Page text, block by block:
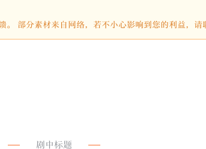
部分素材来自网络，若不小心影响到您的利益，请
剧中标题